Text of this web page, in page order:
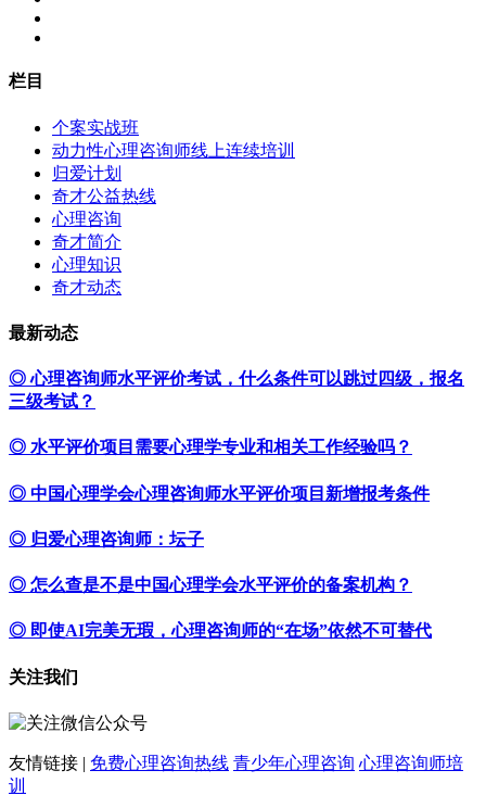
栏目
个案实战班
动力性心理咨询师线上连续培训
归爱计划
奇才公益热线
心理咨询
奇才简介
心理知识
奇才动态
最新动态
◎ 心理咨询师水平评价考试，什么条件可以跳过四级，报名
三级考试？
◎ 水平评价项目需要心理学专业和相关工作经验吗？
◎ 中国心理学会心理咨询师水平评价项目新增报考条件
◎ 归爱心理咨询师：坛子
◎ 怎么查是不是中国心理学会水平评价的备案机构？
◎ 即使AI完美无瑕，心理咨询师的“在场”依然不可替代
关注我们
友情链接 | 免费心理咨询热线 青少年心理咨询 心理咨询师培
训